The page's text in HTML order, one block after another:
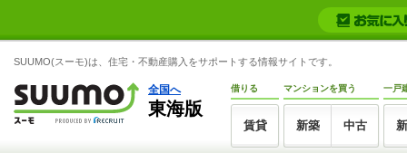
SUUMO(スーモ)は、住宅・不動産購入をサポートする情報サイトです。
全国へ
東海版
借りる
賃貸
マンションを買う
新築 中古
一戸